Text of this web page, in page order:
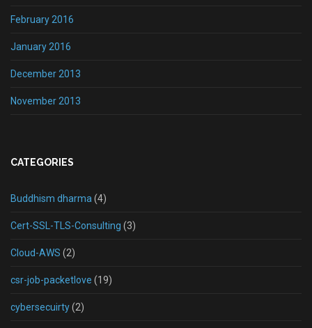
February 2016
January 2016
December 2013
November 2013
CATEGORIES
Buddhism dharma(4)
Cert-SSL-TLS-Consulting (3)
Cloud-AWS (2)
csr-job-packetlove (19)
cybersecuirty(2)